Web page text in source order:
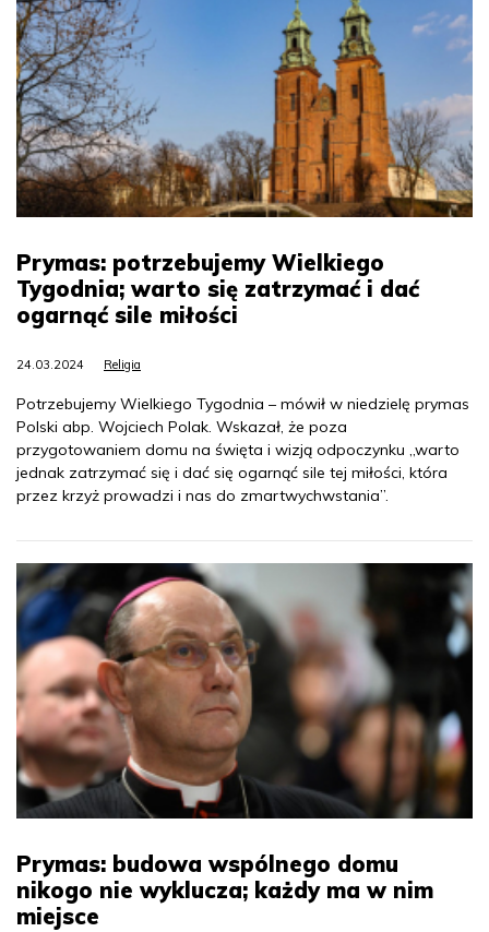
Prymas: potrzebujemy Wielkiego
Tygodnia; warto się zatrzymać i dać
ogarnąć sile miłości
24.03.2024 Religia
Potrzebujemy Wielkiego Tygodnia – mówił w niedzielę prymas
Polski abp. Wojciech Polak. Wskazał, że poza
przygotowaniem domu na święta i wizją odpoczynku „warto
jednak zatrzymać się i dać się ogarnąć sile tej miłości, która
przez krzyż prowadzi i nas do zmartwychwstania”.
Prymas: budowa wspólnego domu
nikogo nie wyklucza; każdy ma w nim
miejsce